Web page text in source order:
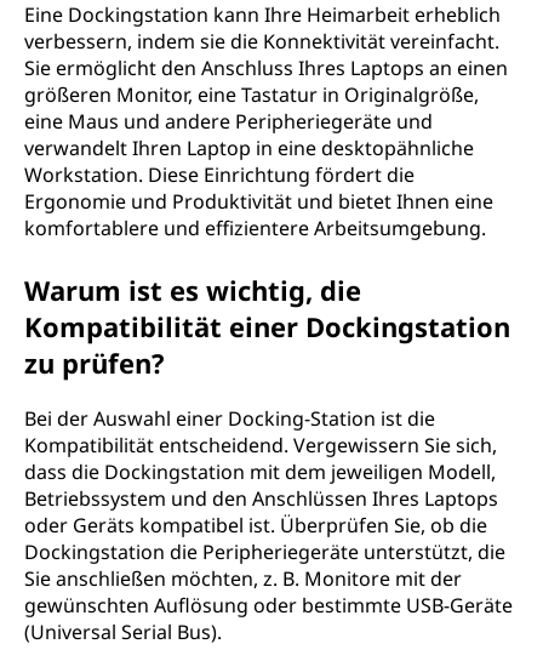
Eine Dockingstation kann Ihre Heimarbeit erheblich
verbessern, indem sie die Konnektivität vereinfacht.
Sie ermöglicht den Anschluss Ihres Laptops an einen
größeren Monitor, eine Tastatur in Originalgröße,
eine Maus und andere Peripheriegeräte und
verwandelt Ihren Laptop in eine desktopähnliche
Workstation. Diese Einrichtung fördert die
Ergonomie und Produktivität und bietet Ihnen eine
komfortablere und effizientere Arbeitsumgebung.
Warum ist es wichtig, die
Kompatibilität einer Dockingstation
zu prüfen?
Bei der Auswahl einer Docking-Station ist die
Kompatibilität entscheidend. Vergewissern Sie sich,
dass die Dockingstation mit dem jeweiligen Modell,
Betriebssystem und den Anschlüssen Ihres Laptops
oder Geräts kompatibel ist. Überprüfen Sie, ob die
Dockingstation die Peripheriegeräte unterstützt, die
Sie anschließen möchten, z. B. Monitore mit der
gewünschten Auflösung oder bestimmte USB-Geräte
(Universal Serial Bus).